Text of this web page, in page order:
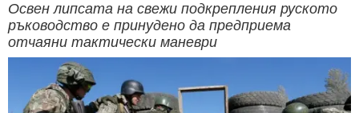
Освен липсата на свежи подкрепления руското
ръководство е принудено да предприема
отчаяни тактически маневри